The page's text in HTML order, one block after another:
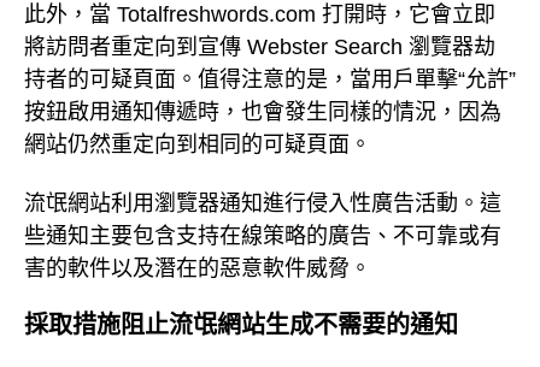
此外，當 Totalfreshwords.com 打開時，它會立即
將訪問者重定向到宣傳 Webster Search 瀏覽器劫
持者的可疑頁面。值得注意的是，當用戶單擊“允許”
按鈕啟用通知傳遞時，也會發生同樣的情況，因為
網站仍然重定向到相同的可疑頁面。
流氓網站利用瀏覽器通知進行侵入性廣告活動。這
些通知主要包含支持在線策略的廣告、不可靠或有
害的軟件以及潛在的惡意軟件威脅。
採取措施阻止流氓網站生成不需要的通知